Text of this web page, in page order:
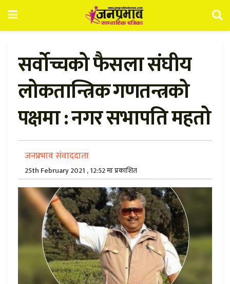
सर्वोच्चको फैसला संघीय
लोकतान्त्रिक गणतन्त्रको
पक्षमा : नगर सभापति महतो
जनप्रभाव संवाददाता
25th February 2021 , 12:52 मा प्रकाशित